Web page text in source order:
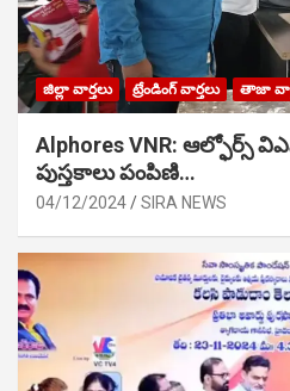
జిల్లా వార్తలు ట్రేండింగ్ వార్తలు తాజా
Alphores VNR: ఆల్ఫోర్స్
పుస్తకాలు పంపిణి…
04/12/2024 SIRA NEWS